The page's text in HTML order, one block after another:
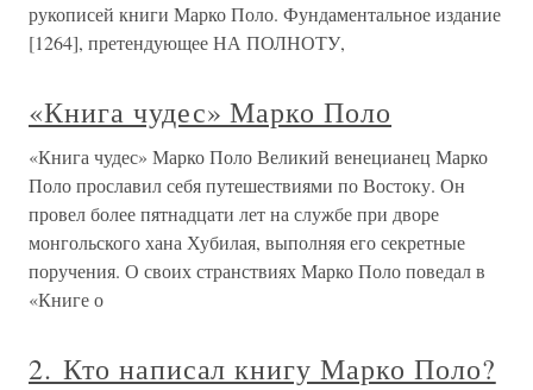
рукописей книги Марко Поло. Фундаментальное издание
[1264], претендующее НА ПОЛНОТУ,
«Книга чудес» Марко Поло
«Книга чудес» Марко Поло Великий венецианец Марко
Поло прославил себя путешествиями по Востоку. Он
провел более пятнадцати лет на службе при дворе
монгольского хана Хубилая, выполняя его секретные
поручения. О своих странствиях Марко Поло поведал в
«Книге о
2. Кто написал книгу Марко Поло?